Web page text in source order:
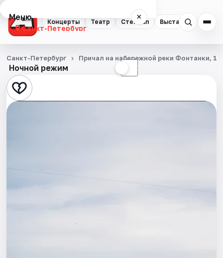
Концерты Театр Стендап Выставки
Меню ×
Санкт-Петербург
Концерты
Театр
Стендап
Спорт
Ночной режим ☾
Санкт-Петербург Причал на набережной реки Фонтанки,